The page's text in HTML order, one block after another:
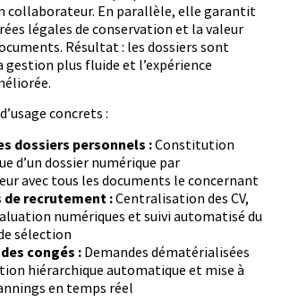
collaborateur. En parallèle, elle garantit
légales de conservation et la valeur
Résultat : les dossiers sont
gestion plus fluide et l’expérience
concrets :
dossiers personnels :Constitution
d’un dossier numérique par
avec tous les documents le concernant
de recrutement :Centralisation des CV,
numériques et suivi automatisé du
sélection
congés :Demandes dématérialisées
hiérarchique automatique et mise à
en temps réel